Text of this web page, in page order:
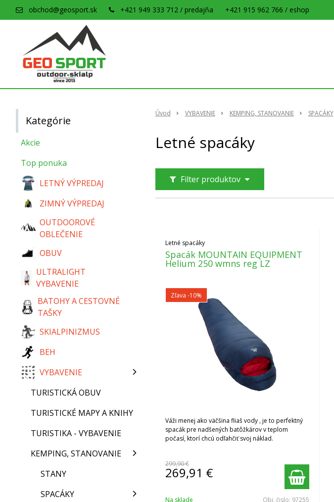
obchod@geosport.sk +421 949 333 712 / predajňa +421 915 962 766 / eshop
Úvod VYBAVENIE KEMPING, STANOVANIE SPACÁKY
Letné spacáky
Filter produktov
Letné spacáky
Spacák MOUNTAIN EQUIPMENT
Helium 250 wmns reg LZ
Zľava -10%
Váži menej ako väčšina fliaš vody , je to perfektný
spacák pre nadšených batôžkárov v teplom
počasí, ktorí chcú odľahčiť svoj náklad.
299,90 €
269,91 €
Na sklade Obj. čislo: 97255
Kategórie
Akcie
Top ponuka
LETNÝ VÝPREDAJ
ZIMNÝ VÝPREDAJ
OUTDOOROVÉ
OBLEČENIE
OBUV
ULTRALIGHT
VYBAVENIE
BATOHY A CESTOVNÉ
TAŠKY
SKIALPINIZMUS
BEH
VYBAVENIE
TURISTICKÁ OBUV
TURISTICKÉ MAPY A KNIHY
TURISTIKA - VYBAVENIE
KEMPING, STANOVANIE
STANY
SPACÁKY